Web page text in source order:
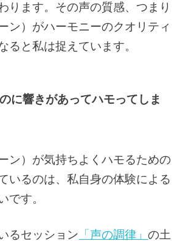
ります。その声の質感、つまり
ン）がハーモニーのクオリティ
ると私は捉えています。
に響きがあってハモってしま
ン）が気持ちよくハモるための
いるのは、私自身の体験による
です。
るセッション 「声の調律」の土